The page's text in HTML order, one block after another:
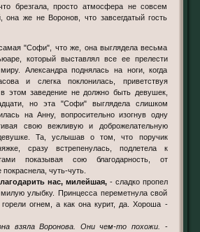
брезгала, просто атмосфера не совсем
она же не Воронов, что завсегдатый гость
который выставлял все ее прелести
Александра поднялась на ноги, когда
и слегка поклонилась, приветствуя
этом заведение не должно быть девушек,
но эта "Софи" выглядела слишком
на Анну, вопросительно изогнув одну
свою вежливую и доброжелательную
Та, услышав о том, что поручик
сразу встрепенулась, подлетела к
показывая сою благодарность, от
чуть-чуть.
нас, милейшая,- сладко пропел
улыбку. Принцесса переметнула свой
горели огнем, а как она курит, да. Хороша -
взяла Воронова. Они чем-то похожи.
-